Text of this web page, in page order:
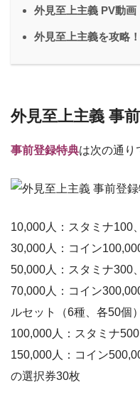
外見至上主義 PV動画
外見至上主義を攻略
外見至上主義 事
事前登録特典は次の通り
10,000人：スタミナ100
30,000人：コイン
50,000人：スタミナ300
70,000人：コイン
ルセット（6種、各50個）
100,000人：スタミナ
150,000人：コイン
の選択券30枚